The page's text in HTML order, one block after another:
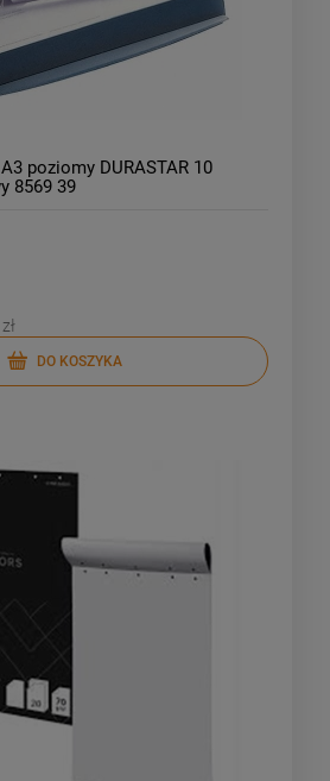
poziomy DURASTAR 10
8569 39
DO KOSZYKA